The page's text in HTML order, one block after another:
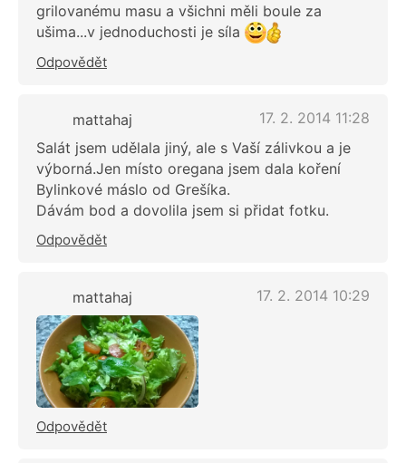
grilovanému masu a všichni měli boule za
ušima...v jednoduchosti je síla
Odpovědět
mattahaj
17. 2. 2014 11:28
Salát jsem udělala jiný, ale s Vaší zálivkou a je
výborná.Jen místo oregana jsem dala koření
Bylinkové máslo od Grešíka.
Dávám bod a dovolila jsem si přidat fotku.
Odpovědět
mattahaj 17. 2. 2014 10:29
Odpovědět